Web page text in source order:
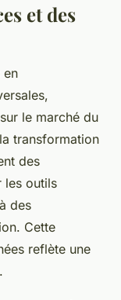
et des
en
le marché du
transformation
des
les outils
des
Cette
reflète une